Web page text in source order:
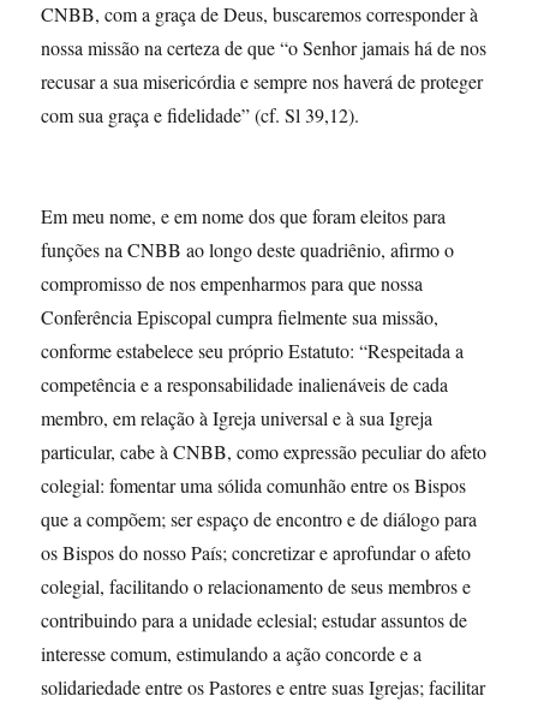
CNBB, com a graça de Deus, buscaremos corresponder à
nossa missão na certeza de que “o Senhor jamais há de nos
recusar a sua misericórdia e sempre nos haverá de proteger
com sua graça e fidelidade” (cf. Sl 39,12).
Em meu nome, e em nome dos que foram eleitos para
funções na CNBB ao longo deste quadriênio, afirmo o
compromisso de nos empenharmos para que nossa
Conferência Episcopal cumpra fielmente sua missão,
conforme estabelece seu próprio Estatuto: “Respeitada a
competência e a responsabilidade inalienáveis de cada
membro, em relação à Igreja universal e à sua Igreja
particular, cabe à CNBB, como expressão peculiar do afeto
colegial: fomentar uma sólida comunhão entre os Bispos
que a compõem; ser espaço de encontro e de diálogo para
os Bispos do nosso País; concretizar e aprofundar o afeto
colegial, facilitando o relacionamento de seus membros e
contribuindo para a unidade eclesial; estudar assuntos de
interesse comum, estimulando a ação concorde e a
solidariedade entre os Pastores e entre suas Igrejas; facilitar